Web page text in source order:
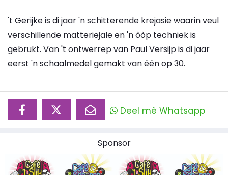
't Gerijke is di jaar 'n schitterende krejasie waarin veul
verschillende matteriejale en 'n òòp techniek is
gebrukt. Van 't ontwerrep van Paul Versijp is di jaar
eerst 'n schaalmedel gemakt van één op 30.
Deel mè Whatsapp
Sponsor